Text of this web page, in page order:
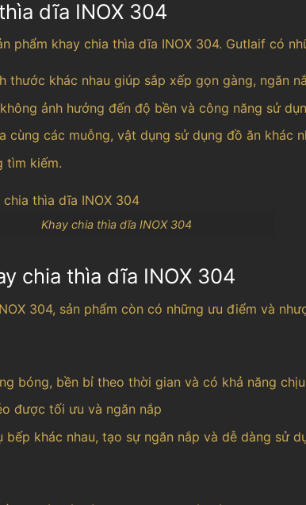
dĩa INOX 304
phẩm khay chia thìa dĩa INOX 304. Gutlaif có
khác nhau giúp sắp xếp gọn gàng, ngăn
ảnh hưởng đến độ bền và công năng sử
các muỗng, vật dụng sử dụng đồ ăn khác
tìm kiếm.
Khay chia thìa dĩa INOX 304
chia thìa dĩa INOX 304
304, sản phẩm còn có những ưu điểm và
bóng, bền bỉ theo thời gian và có khả năng
được tối ưu và ngăn nắp
khác nhau, tạo sự ngăn nắp và dễ dàng sử